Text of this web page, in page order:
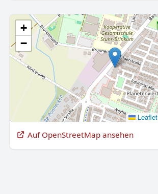
+
−
Leaflet
Auf OpenStreetMap ansehen